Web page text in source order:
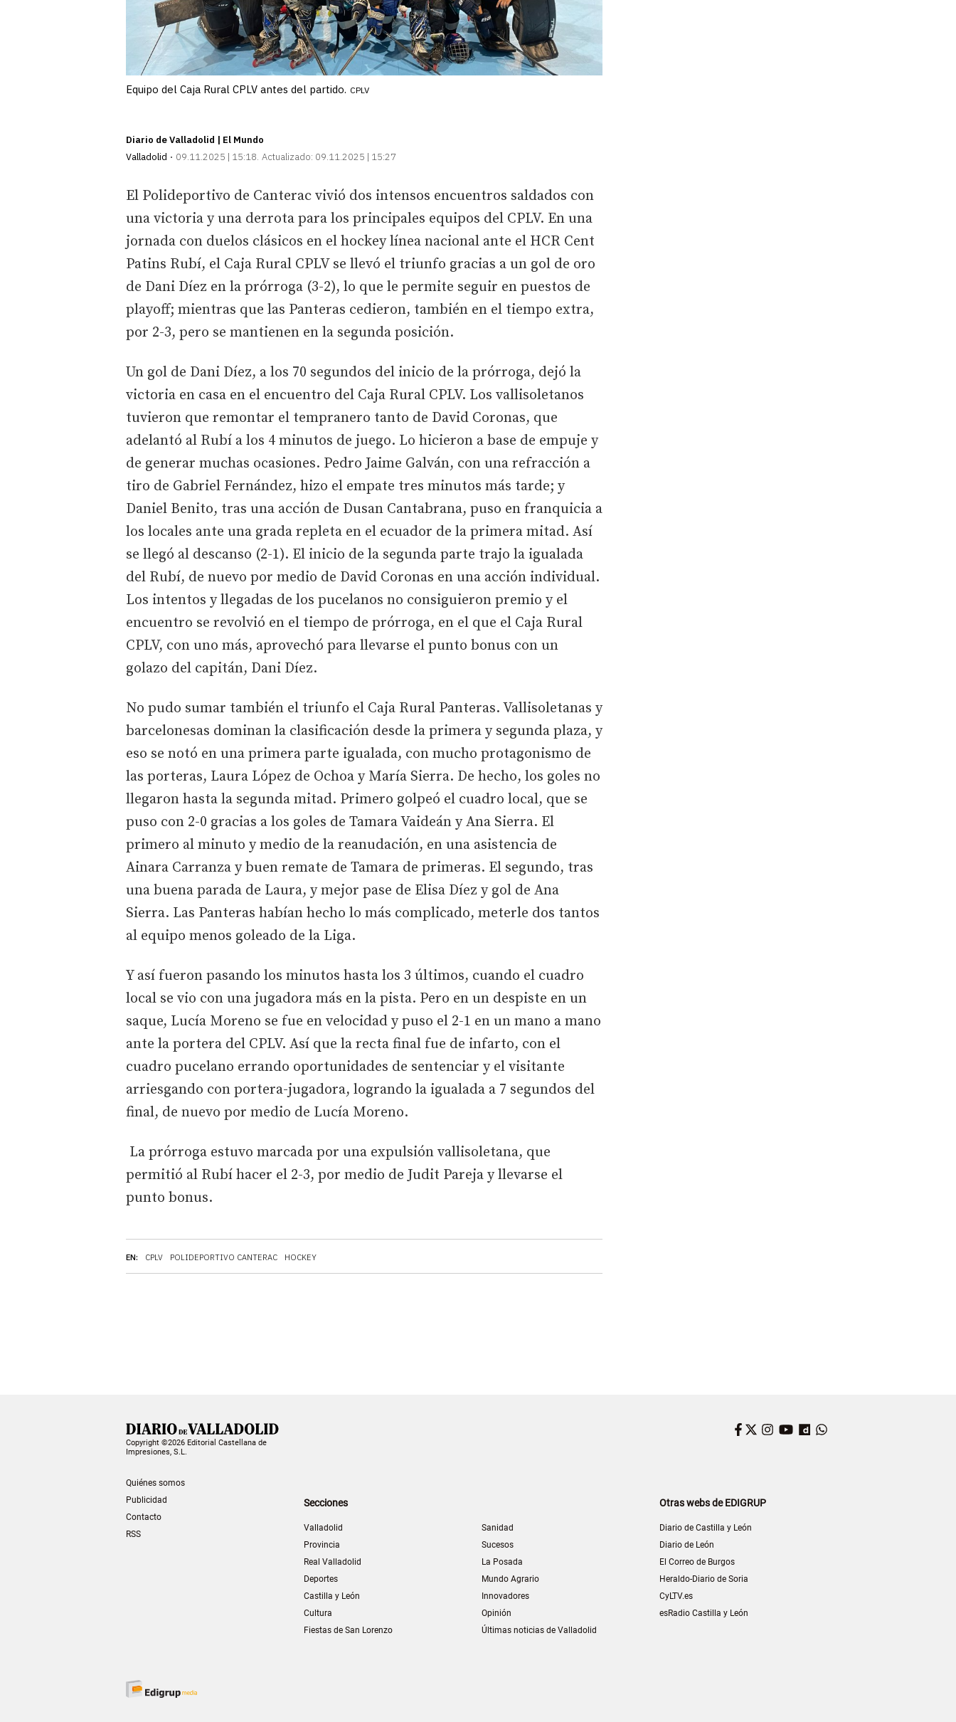
Equipo del Caja Rural CPLV antes del partido. CPLV
Diario de Valladolid | El Mundo
Valladolid
09.11.2025 | 15:18 Actualizado: 09.11.2025 | 15:27
EN: CPLV POLIDEPORTIVO CANTERAC HOCKEY
El Polideportivo de Canterac vivió dos intensos encuentros saldados con
una victoria y una derrota para los principales equipos del CPLV. En una
jornada con duelos clásicos en el hockey línea nacional ante el HCR Cent
Patins Rubí, el Caja Rural CPLV se llevó el triunfo gracias a un gol de oro
de Dani Díez en la prórroga (3-2), lo que le permite seguir en puestos de
playoff; mientras que las Panteras cedieron, también en el tiempo extra,
por 2-3, pero se mantienen en la segunda posición.
Un gol de Dani Díez, a los 70 segundos del inicio de la prórroga, dejó la
victoria en casa en el encuentro del Caja Rural CPLV. Los vallisoletanos
tuvieron que remontar el tempranero tanto de David Coronas, que
adelantó al Rubí a los 4 minutos de juego. Lo hicieron a base de empuje y
de generar muchas ocasiones. Pedro Jaime Galván, con una refracción a
tiro de Gabriel Fernández, hizo el empate tres minutos más tarde; y
Daniel Benito, tras una acción de Dusan Cantabrana, puso en franquicia a
los locales ante una grada repleta en el ecuador de la primera mitad. Así
se llegó al descanso (2-1). El inicio de la segunda parte trajo la igualada
del Rubí, de nuevo por medio de David Coronas en una acción individual.
Los intentos y llegadas de los pucelanos no consiguieron premio y el
encuentro se revolvió en el tiempo de prórroga, en el que el Caja Rural
CPLV, con uno más, aprovechó para llevarse el punto bonus con un
golazo del capitán, Dani Díez.
No pudo sumar también el triunfo el Caja Rural Panteras. Vallisoletanas y
barcelonesas dominan la clasificación desde la primera y segunda plaza, y
eso se notó en una primera parte igualada, con mucho protagonismo de
las porteras, Laura López de Ochoa y María Sierra. De hecho, los goles no
llegaron hasta la segunda mitad. Primero golpeó el cuadro local, que se
puso con 2-0 gracias a los goles de Tamara Vaideán y Ana Sierra. El
primero al minuto y medio de la reanudación, en una asistencia de
Ainara Carranza y buen remate de Tamara de primeras. El segundo, tras
una buena parada de Laura, y mejor pase de Elisa Díez y gol de Ana
Sierra. Las Panteras habían hecho lo más complicado, meterle dos tantos
al equipo menos goleado de la Liga.
Y así fueron pasando los minutos hasta los 3 últimos, cuando el cuadro
local se vio con una jugadora más en la pista. Pero en un despiste en un
saque, Lucía Moreno se fue en velocidad y puso el 2-1 en un mano a mano
ante la portera del CPLV. Así que la recta final fue de infarto, con el
cuadro pucelano errando oportunidades de sentenciar y el visitante
arriesgando con portera-jugadora, logrando la igualada a 7 segundos del
final, de nuevo por medio de Lucía Moreno.
La prórroga estuvo marcada por una expulsión vallisoletana, que
permitió al Rubí hacer el 2-3, por medio de Judit Pareja y llevarse el
punto bonus.
Copyright ©2026 Editorial Castellana de
Impresiones, S.L.
Quiénes somos
Publicidad
Contacto
RSS
Facebook
Twitter
Instagram
YouTube
Dailymotion
Secciones
Valladolid
Provincia
Real Valladolid
Deportes
Castilla y León
Cultura
Fiestas de San Lorenzo
Sanidad
Sucesos
La Posada
Mundo Agrario
Innovadores
Opinión
Últimas noticias de Valladolid
Otras webs de EDIGRUP
Diario de Castilla y León
Diario de León
El Correo de Burgos
Heraldo-Diario de Soria
CyLTV.es
esRadio Castilla y León